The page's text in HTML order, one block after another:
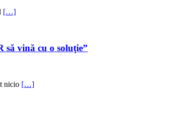
[…]
să vină cu o soluţie”
nicio […]